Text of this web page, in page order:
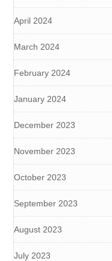
April 2024
March 2024
February 2024
January 2024
December 2023
November 2023
October 2023
September 2023
August 2023
July 2023